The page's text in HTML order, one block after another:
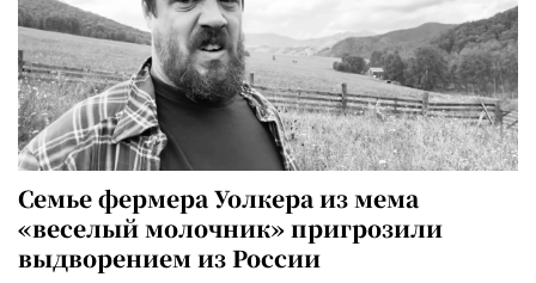
Семье фермера Уолкера из мема
«веселый молочник» пригрозили
выдворением из России